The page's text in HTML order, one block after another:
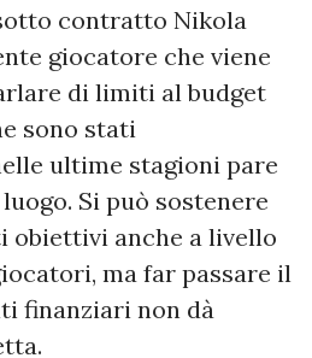
contratto Nikola
giocatore che viene
di limiti al budget
sono stati
ultime stagioni pare
Si può sostenere
obiettivi anche a livello
ma far passare il
finanziari non dà